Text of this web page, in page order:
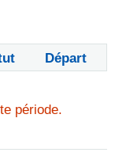
Départ
période.